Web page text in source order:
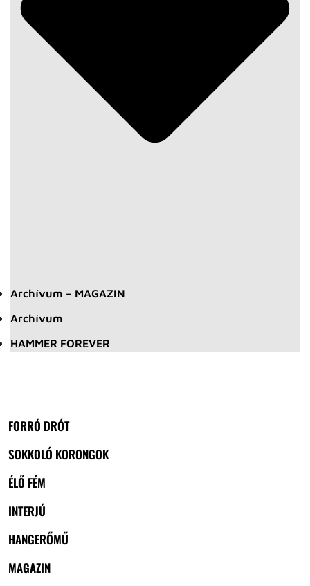
Archívum – MAGAZIN
Archívum
HAMMER FOREVER
FORRÓ DRÓT
SOKKOLÓ KORONGOK
ÉLŐ FÉM
INTERJÚ
HANGERŐMŰ
MAGAZIN